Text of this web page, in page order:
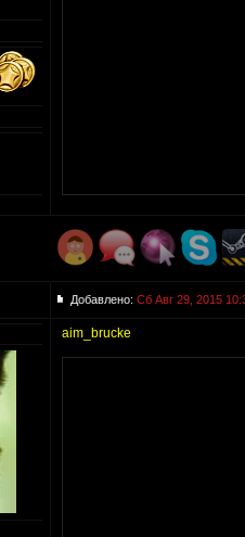
Добавлено: Сб Авг 29, 2015
aim_brucke